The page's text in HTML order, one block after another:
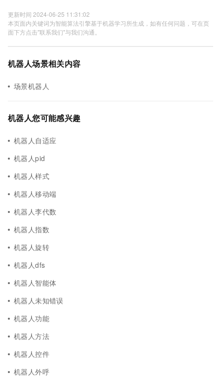
更新时间 2024-06-25 11:31:02
本页面内关键词为智能算法引擎基于机器学习所生成，如有任何问题，可在页
面下方点击"联系我们"与我们沟通。
机器人场景相关内容
场景机器人
机器人您可能感兴趣
机器人自适应
机器人pid
机器人样式
机器人移动端
机器人李代数
机器人指数
机器人旋转
机器人dfs
机器人智能体
机器人未知错误
机器人功能
机器人方法
机器人控件
机器人外呼